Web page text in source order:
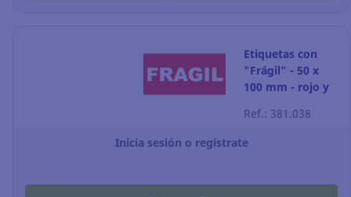
Etiquetas con
"Frágil" - 50 x
100 mm - rojo y
200
Ref.: 381.038
Inicia sesión o regístrate